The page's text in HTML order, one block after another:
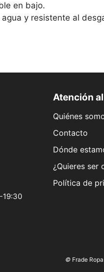
en bajo.
y resistente al
19:30
Atención
Quiénes
Contacto
Dónde
¿Quieres ser
Política de
©Frade